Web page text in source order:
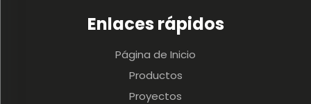
Enlaces rápidos
Página de Inicio
Productos
Proyectos